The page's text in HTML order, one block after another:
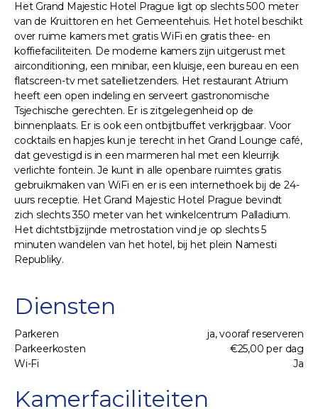
Het Grand Majestic Hotel Prague ligt op slechts 500 meter
van de Kruittoren en het Gemeentehuis. Het hotel beschikt
over ruime kamers met gratis WiFi en gratis thee- en
koffiefaciliteiten. De moderne kamers zijn uitgerust met
airconditioning, een minibar, een kluisje, een bureau en een
flatscreen-tv met satellietzenders. Het restaurant Atrium
heeft een open indeling en serveert gastronomische
Tsjechische gerechten. Er is zitgelegenheid op de
binnenplaats. Er is ook een ontbijtbuffet verkrijgbaar. Voor
cocktails en hapjes kun je terecht in het Grand Lounge café,
dat gevestigd is in een marmeren hal met een kleurrijk
verlichte fontein. Je kunt in alle openbare ruimtes gratis
gebruikmaken van WiFi en er is een internethoek bij de 24-
uurs receptie. Het Grand Majestic Hotel Prague bevindt
zich slechts 350 meter van het winkelcentrum Palladium.
Het dichtstbijzijnde metrostation vind je op slechts 5
minuten wandelen van het hotel, bij het plein Namesti
Republiky.
Diensten
Parkeren
ja, vooraf reserveren
Parkeerkosten
€25,00 per dag
Wi-Fi
Ja
Kamerfaciliteiten